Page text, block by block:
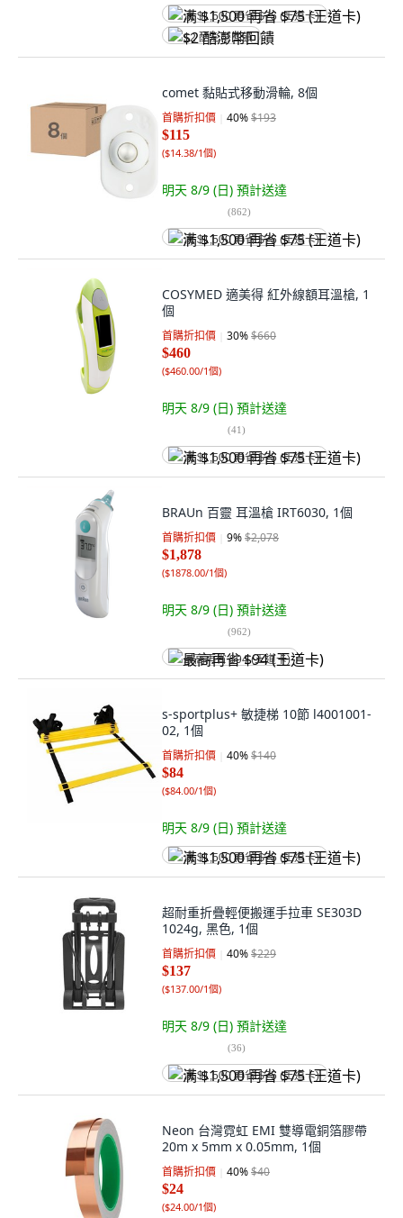
满 $1,500 再省 $75 (王道卡)
$2 酷澎幣回饋
comet 黏貼式移動滑輪, 8個
首購折扣價 40%$193
$115
($14.38/1個)
明天 8/9 (日) 預計送達
(862)
满 $1,500 再省 $75 (王道卡)
COSYMED 適美得 紅外線額耳溫槍, 1
個
首購折扣價 30%$660
$460
($460.00/1個)
明天 8/9 (日) 預計送達
(41)
满 $1,500 再省 $75 (王道卡)
BRAUn 百靈 耳溫槍 IRT6030, 1個
首購折扣價 9%$2,078
$1,878
($1878.00/1個)
明天 8/9 (日) 預計送達
(962)
最高再省 $94 (王道卡)
s-sportplus+ 敏捷梯 10節 l4001001-
02, 1個
首購折扣價 40%$140
$84
($84.00/1個)
明天 8/9 (日) 預計送達
满 $1,500 再省 $75 (王道卡)
超耐重折疊輕便搬運手拉車 SE303D
1024g, 黑色, 1個
首購折扣價 40%$229
$137
($137.00/1個)
明天 8/9 (日) 預計送達
(36)
满 $1,500 再省 $75 (王道卡)
Neon 台灣霓虹 EMI 雙導電銅箔膠帶
20m x 5mm x 0.05mm, 1個
首購折扣價 40%$40
$24
($24.00/1個)